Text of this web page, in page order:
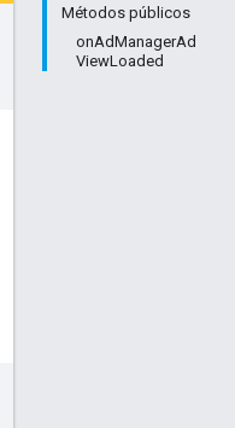
Métodos públicos
onAdManagerAd
ViewLoaded